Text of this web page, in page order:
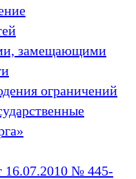
замещающими
ограничений
16.07.2010 № 445-